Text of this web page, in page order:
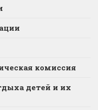
комиссия
детей и их